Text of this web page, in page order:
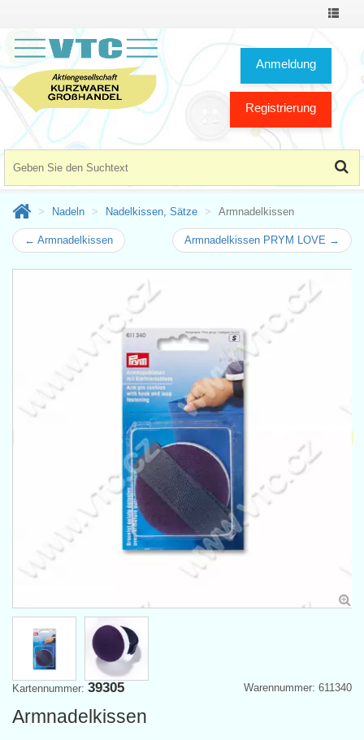
Toggle
Anmeldung
Registrierung
Nadeln Nadelkissen, Sätze Armnadelkissen
← Armnadelkissen Armnadelkissen PRYM LOVE →
Warennummer: 611340
Kartennummer: 39305
Armnadelkissen